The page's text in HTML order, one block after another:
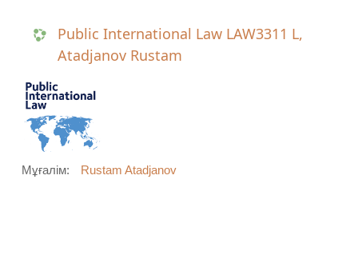
Public International Law LAW3311 L,
Atadjanov Rustam
Мұғалім: Rustam Atadjanov